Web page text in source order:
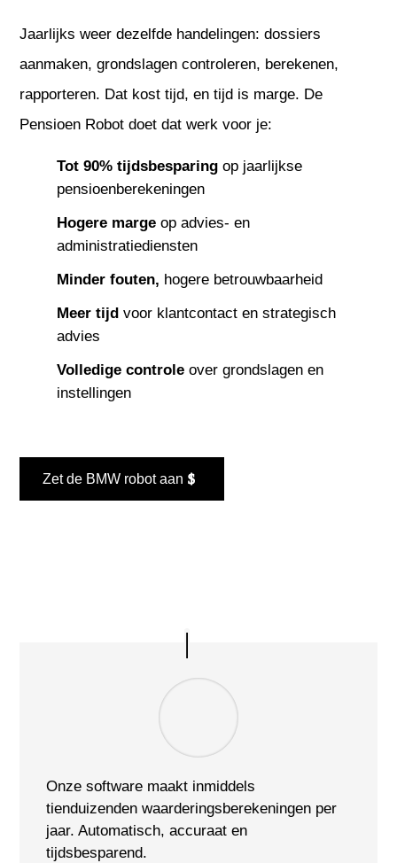
Jaarlijks weer dezelfde handelingen: dossiers
aanmaken, grondslagen controleren, berekenen,
rapporteren. Dat kost tijd, en tijd is marge. De
Pensioen Robot doet dat werk voor je:
Tot 90% tijdsbesparingop jaarlijkse
pensioenberekeningen
Hogere margeop advies- en
administratiediensten
Minder fouten, hogere betrouwbaarheid
Meer tijdvoor klantcontact en strategisch
advies
Volledige controleover grondslagen en
instellingen
Zet de BMW robot aan
Onze software maakt inmiddels
tienduizenden waarderingsberekeningen per
jaar. Automatisch, accuraat en
tijdsbesparend.